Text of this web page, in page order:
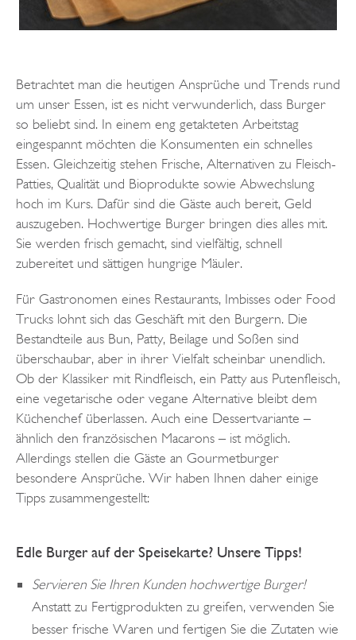
Betrachtet man die heutigen Ansprüche und Trends rund
um unser Essen, ist es nicht verwunderlich, dass Burger
so beliebt sind. In einem eng getakteten Arbeitstag
eingespannt möchten die Konsumenten ein schnelles
Essen. Gleichzeitig stehen Frische, Alternativen zu Fleisch-
Patties, Qualität und Bioprodukte sowie Abwechslung
hoch im Kurs. Dafür sind die Gäste auch bereit, Geld
auszugeben. Hochwertige Burger bringen dies alles mit.
Sie werden frisch gemacht, sind vielfältig, schnell
zubereitet und sättigen hungrige Mäuler.
Für Gastronomen eines Restaurants, Imbisses oder Food
Trucks lohnt sich das Geschäft mit den Burgern. Die
Bestandteile aus Bun, Patty, Beilage und Soßen sind
überschaubar, aber in ihrer Vielfalt scheinbar unendlich.
Ob der Klassiker mit Rindfleisch, ein Patty aus Putenfleisch,
eine vegetarische oder vegane Alternative bleibt dem
Küchenchef überlassen. Auch eine Dessertvariante –
ähnlich den französischen Macarons – ist möglich.
Allerdings stellen die Gäste an Gourmetburger
besondere Ansprüche. Wir haben Ihnen daher einige
Tipps zusammengestellt:
Edle Burger auf der Speisekarte? Unsere Tipps!
Servieren Sie Ihren Kunden hochwertige Burger!
Anstatt zu Fertigprodukten zu greifen, verwenden Sie
besser frische Waren und fertigen Sie die Zutaten wie